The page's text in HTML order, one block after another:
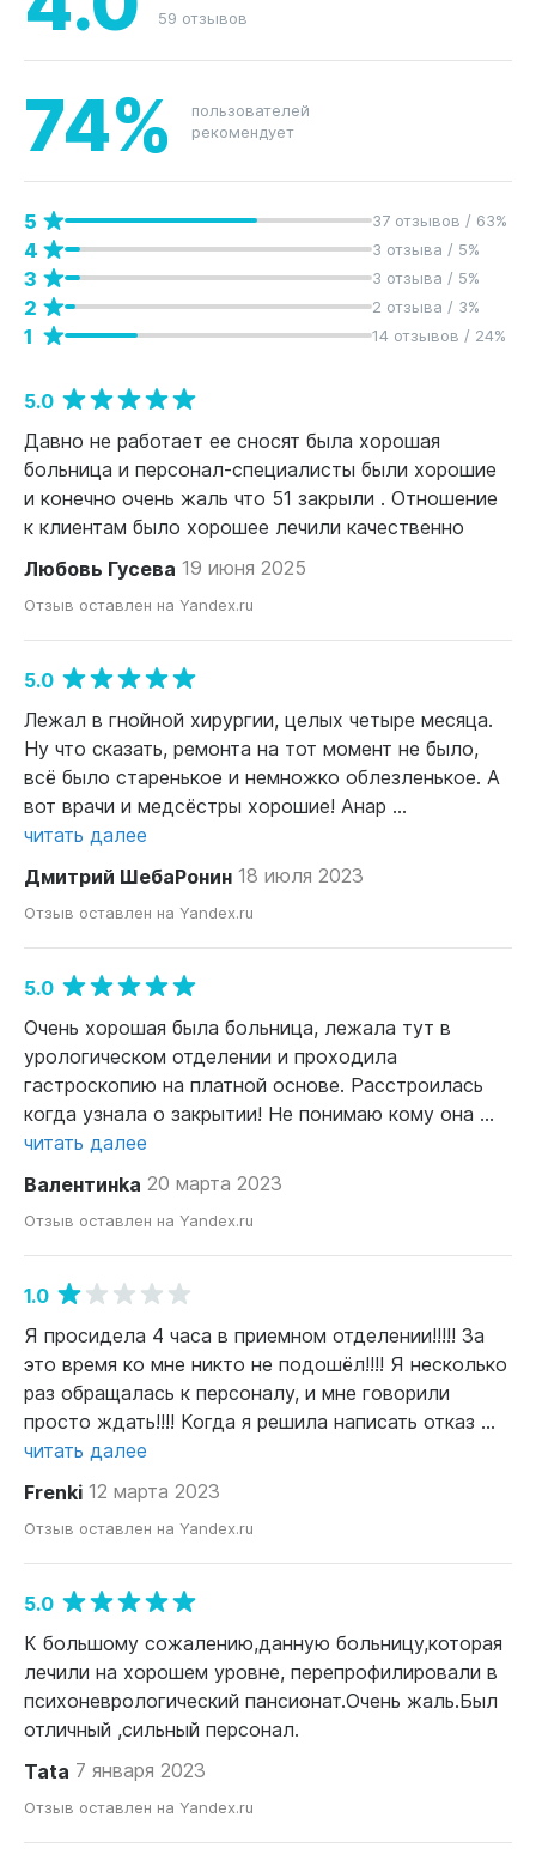
59 отзывов
74%
пользователей
рекомендует
5 37 отзывов / 63%
4 3 отзыва / 5%
3 3 отзыва / 5%
2 2 отзыва / 3%
1 14 отзывов / 24%
5.0
Давно не работает ее сносят была хорошая
больница и персонал-специалисты были хорошие
и конечно очень жаль что 51 закрыли . Отношение
к клиентам было хорошее лечили качественно
Любовь Гусева 19 июня 2025
Отзыв оставлен на Yandex.ru
5.0
Лежал в гнойной хирургии, целых четыре месяца.
Ну что сказать, ремонта на тот момент не было,
всё было старенькое и немножко облезленькое. А
вот врачи и медсёстры хорошие! Анар ...
читать далее
Дмитрий ШебаРонин 18 июля 2023
Отзыв оставлен на Yandex.ru
5.0
Очень хорошая была больница, лежала тут в
урологическом отделении и проходила
гастроскопию на платной основе. Расстроилась
когда узнала о закрытии! Не понимаю кому она ...
читать далее
Валентинkа 20 марта 2023
Отзыв оставлен на Yandex.ru
1.0
Я просидела 4 часа в приемном отделении!!!!! За
это время ко мне никто не подошёл!!!! Я несколько
раз обращалась к персоналу, и мне говорили
просто ждать!!!! Когда я решила написать отказ ...
читать далее
Frenki 12 марта 2023
Отзыв оставлен на Yandex.ru
5.0
К большому сожалению,данную больницу,которая
лечили на хорошем уровне, перепрофилировали в
психоневрологический пансионат.Очень жаль.Был
отличный ,сильный персонал.
Tata 7 января 2023
Отзыв оставлен на Yandex.ru